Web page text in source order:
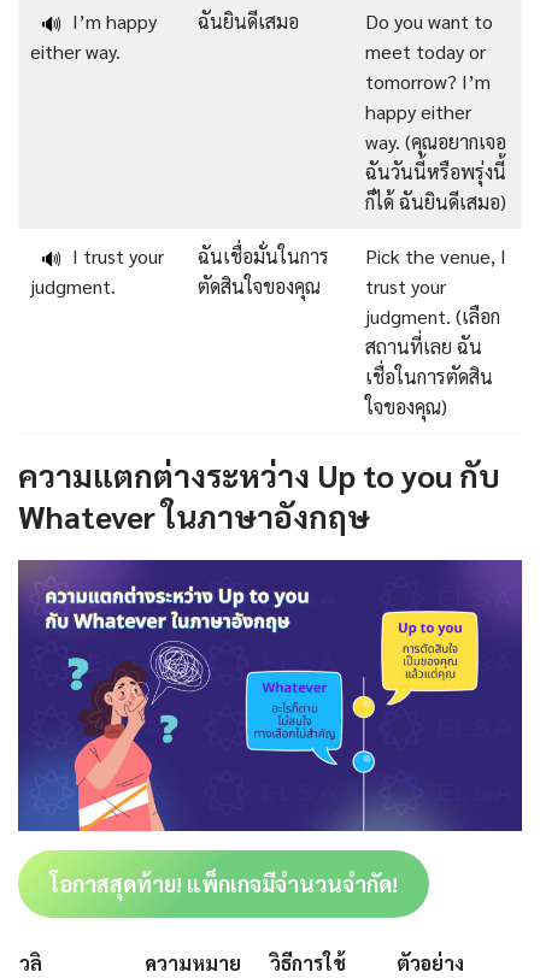
🔊 I’m happy
either way.
ฉันยินดีเสมอ
Do you want to
meet today or
tomorrow? I’m
happy either
way. (คุณอยากเจอ
ฉันวันนี้หรือพรุ่งนี้
ก็ได้ ฉันยินดีเสมอ)
🔊 I trust your
judgment.
ฉันเชื่อมั่นในการ
ตัดสินใจของคุณ
Pick the venue, I
trust your
judgment. (เลือก
สถานที่เลย ฉัน
เชื่อในการตัดสิน
ใจของคุณ)
ความแตกต่างระหว่าง Up to you กับ
Whatever ในภาษาอังกฤษ
โอกาสสุดท้าย! แพ็กเกจมีจำนวนจำกัด!
วลิ ความหมาย วิธีการใช้
ตัวอย่าง